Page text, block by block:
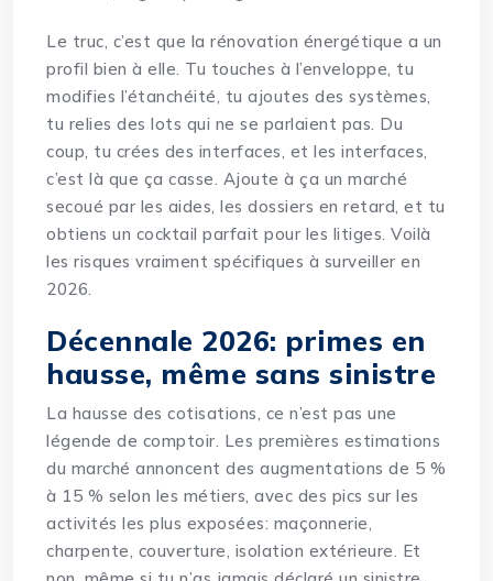
Le truc, c’est que la rénovation énergétique a un
profil bien à elle. Tu touches à l’enveloppe, tu
modifies l’étanchéité, tu ajoutes des systèmes,
tu relies des lots qui ne se parlaient pas. Du
coup, tu crées des interfaces, et les interfaces,
c’est là que ça casse. Ajoute à ça un marché
secoué par les aides, les dossiers en retard, et tu
obtiens un cocktail parfait pour les litiges. Voilà
lesrisques vraiment spécifiques à surveiller en
2026.
Décennale 2026: primes en
hausse, même sans sinistre
La hausse des cotisations, ce n’est pas une
légende de comptoir. Les premières estimations
du marché annoncent des augmentations de 5 %
à 15 % selon les métiers, avec des pics sur les
activités les plus exposées: maçonnerie,
charpente, couverture, isolation extérieure. Et